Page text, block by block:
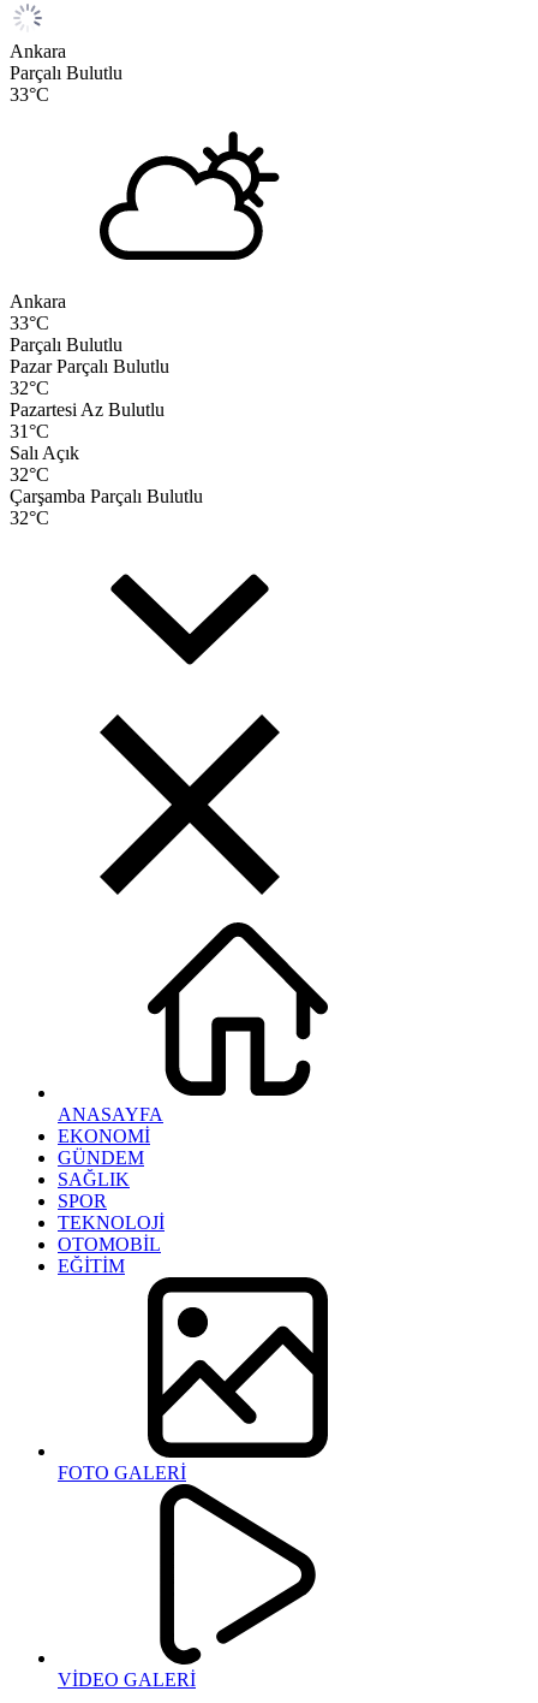
Ankara
Parçalı Bulutlu
33°C
Ankara
33°C
Parçalı Bulutlu
Pazar Parçalı Bulutlu
32°C
Pazartesi Az Bulutlu
31°C
Salı Açık
32°C
Çarşamba Parçalı Bulutlu
32°C
ANASAYFA
EKONOMİ
GÜNDEM
SAĞLIK
SPOR
TEKNOLOJİ
OTOMOBİL
EĞİTİM
FOTO GALERİ
VİDEO GALERİ